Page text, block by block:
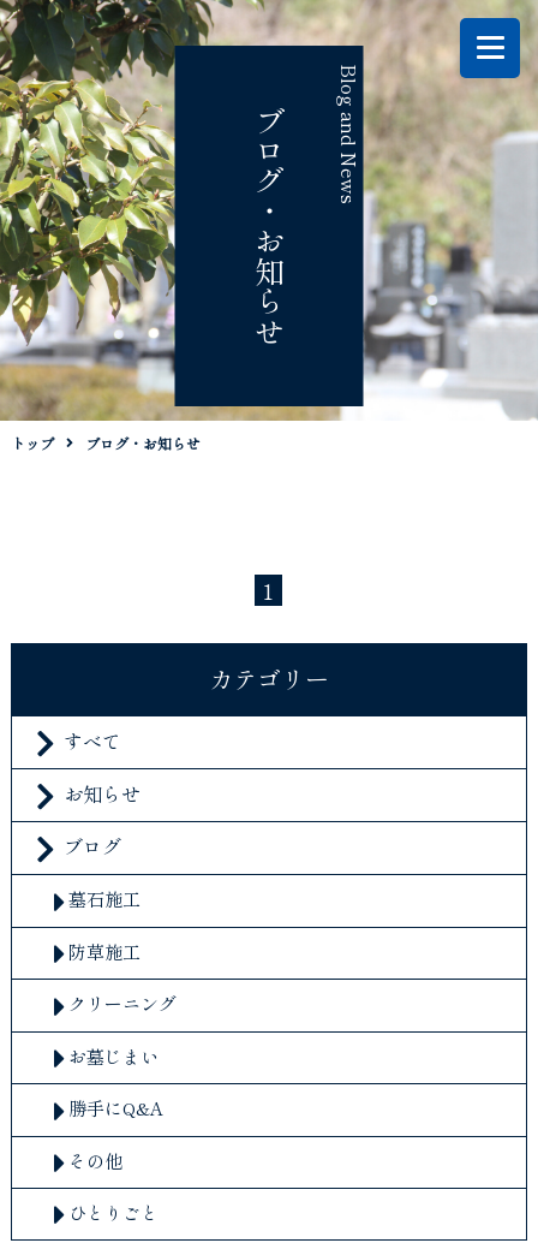
Blog and News
ブログ・お知らせ
トップ ブログ・お知らせ
1
カテゴリー
すべて
お知らせ
ブログ
墓石施工
防草施工
クリーニング
お墓じまい
勝手にQ&A
その他
ひとりごと